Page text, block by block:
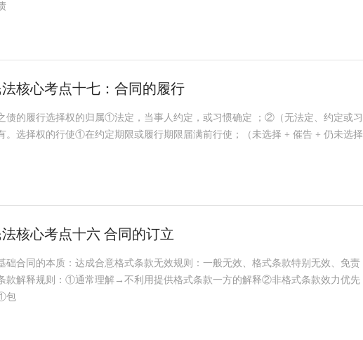
核心考点十七：合同的履行
债的履行选择权的归属①法定，当事人约定，或习惯确定 ；②（无法定、约定或习
。选择权的行使①在约定期限或履行期限届满前行使；（未选择 + 催告 + 仍未选择
核心考点十六 合同的订立
础合同的本质：达成合意格式条款无效规则：一般无效、格式条款特别无效、免责
款解释规则：①通常理解→不利用提供格式条款一方的解释②非格式条款效力优先
包